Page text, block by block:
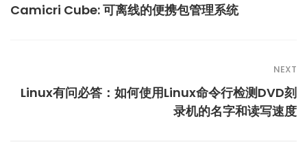
Camicri Cube: 可离线的便携包管理系统
NEXT
Linux有问必答：如何使用Linux命令行检测DVD刻
录机的名字和读写速度